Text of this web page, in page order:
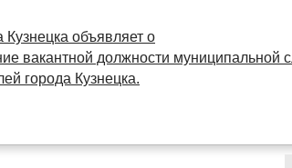
объявляет о
вакантной должности муниципальной
города Кузнецка.